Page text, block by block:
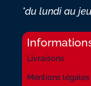
*du lundi au
Livraisons
Mentions légales